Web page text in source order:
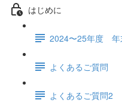
はじめに
2024〜25年度 年
よくあるご質問
よくあるご質問2